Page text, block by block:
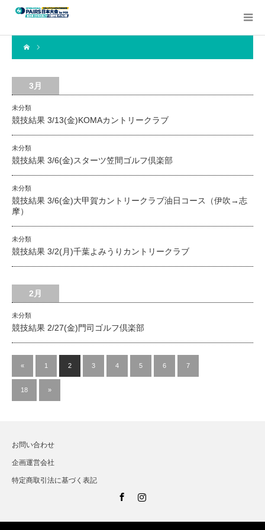
3月
未分類
競技結果 3/13(金)KOMAカントリークラブ
未分類
競技結果 3/6(金)スターツ笠間ゴルフ倶楽部
未分類
競技結果 3/6(金)大甲賀カントリークラブ油日コース（伊吹→志
摩）
未分類
競技結果 3/2(月)千葉よみうりカントリークラブ
2月
未分類
競技結果 2/27(金)門司ゴルフ倶楽部
« 1 2 3 4 5 6 7
18 »
お問い合わせ
企画運営会社
特定商取引法に基づく表記